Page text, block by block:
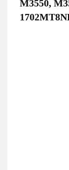
M3550,